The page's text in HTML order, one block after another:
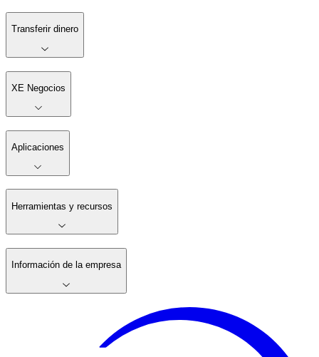
Transferir dinero
XE Negocios
Aplicaciones
Herramientas y recursos
Información de la empresa